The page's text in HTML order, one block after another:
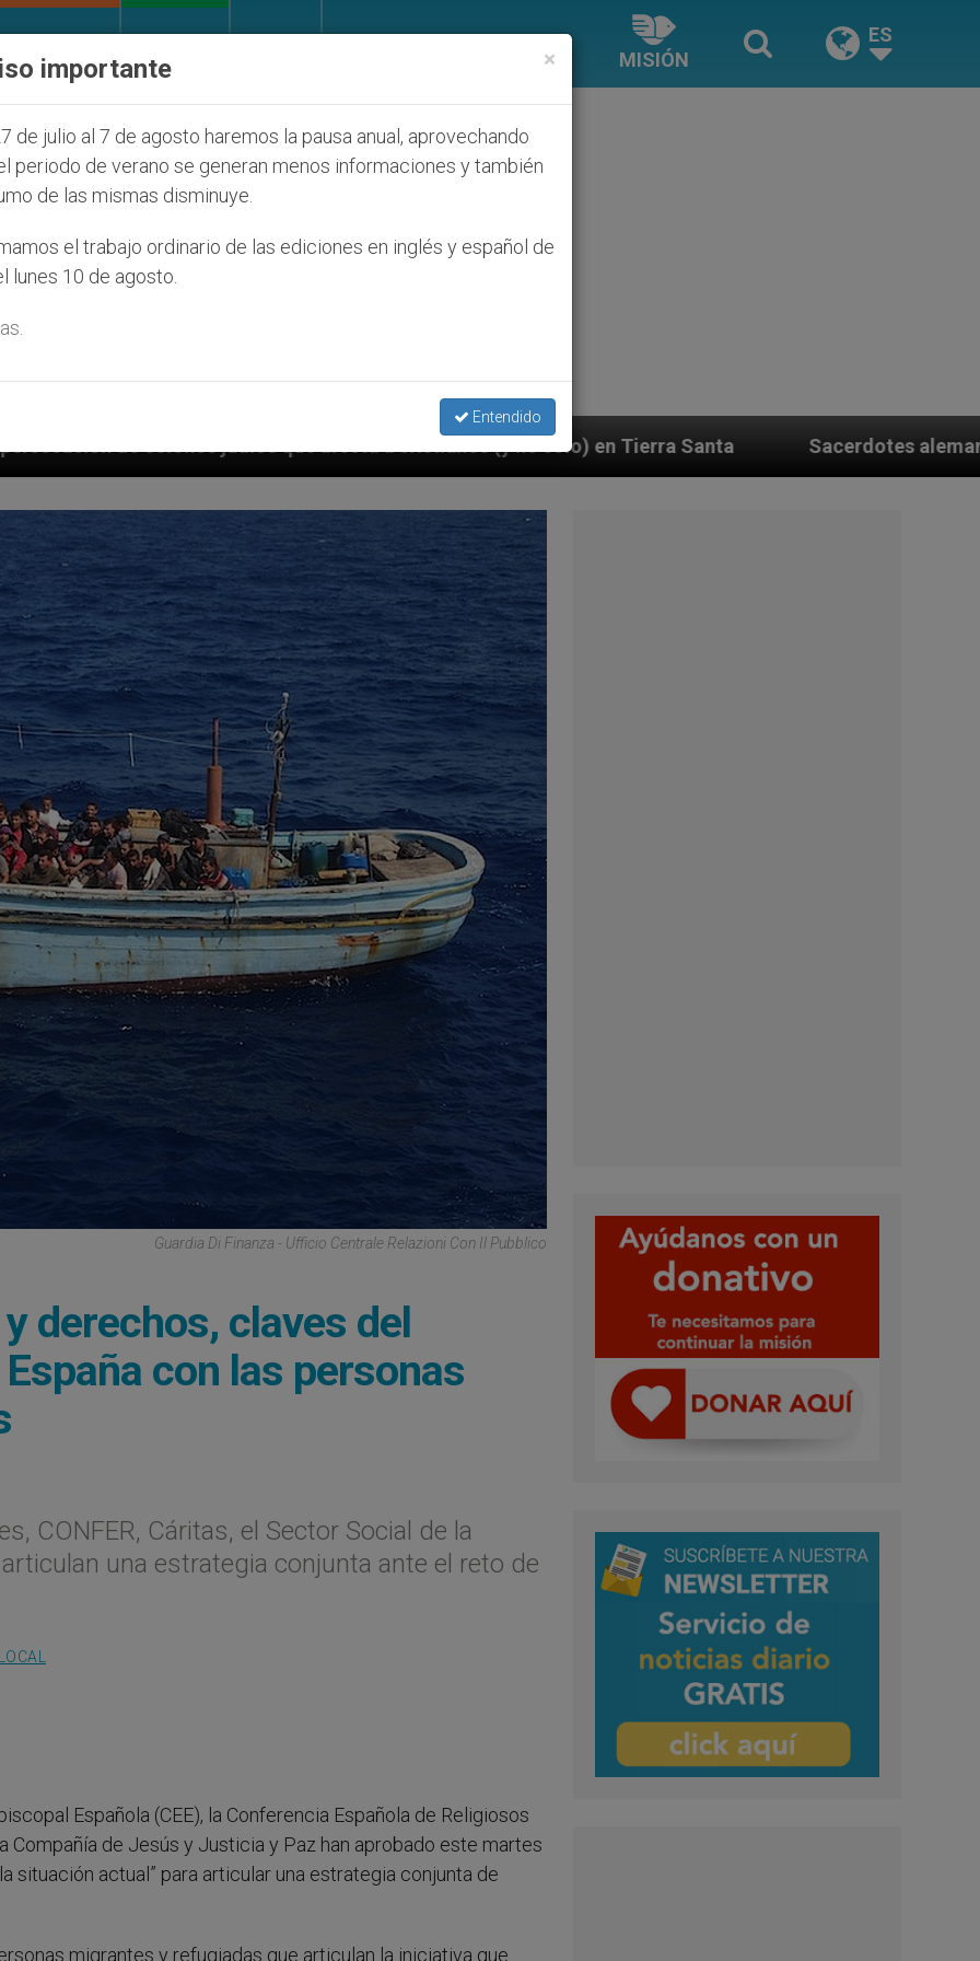
MISIÓN
ES
Sacerdotes alemanes fieles al Papa contestan
Guardia Di Finanza - Ufficio Centrale Relazioni Con Il Pubblico
derechos, claves del
con las personas
CONFER, Cáritas, el Sector Social de la
una estrategia conjunta ante el reto de
Española (CEE), la Conferencia Española de Religiosos
Compañía de Jesús y Justicia y Paz han aprobado este martes
situación actual” para articular una estrategia conjunta de
migrantes y refugiadas que articulan la iniciativa que
×
importante
de julio al 7 de agosto haremos la pausa anual, aprovechando
periodo de verano se generan menos informaciones y también
de las mismas disminuye.
el trabajo ordinario de las ediciones en inglés y español de
lunes 10 de agosto.
Entendido